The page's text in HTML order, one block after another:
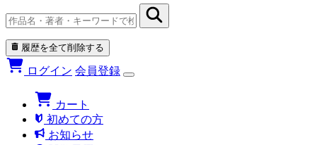
履歴を全て削除する
ログイン 会員登録
カート
初めての方
お知らせ